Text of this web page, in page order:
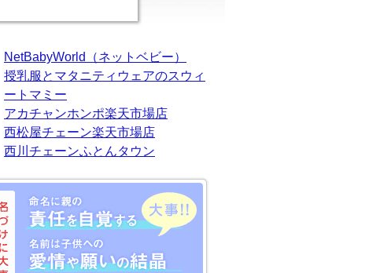
NetBabyWorld（ネットベビー）
授乳服とマタニティウェアのスウィ
ートマミー
アカチャンホンポ楽天市場店
西松屋チェーン楽天市場店
西川チェーンふとんタウン